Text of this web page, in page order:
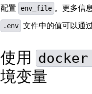
配置
env_file 。更多信
.env 文件中的值可以通
使用
境变量